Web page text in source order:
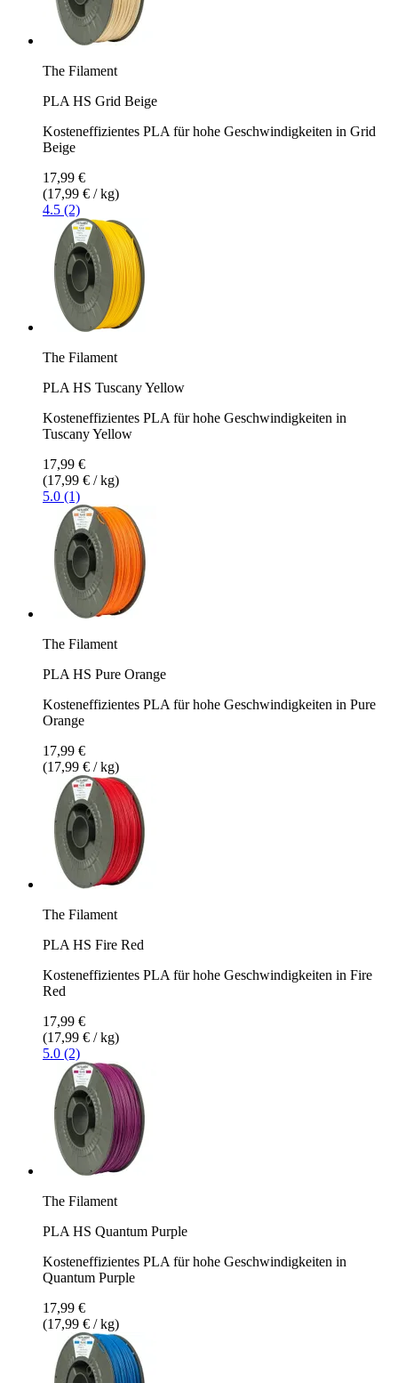
The Filament
PLA HS Grid Beige
Kosteneffizientes PLA für hohe Geschwindigkeiten in Grid
Beige
17,99 €
(17,99 € / kg)
4.5 (2)
The Filament
PLA HS Tuscany Yellow
Kosteneffizientes PLA für hohe Geschwindigkeiten in
Tuscany Yellow
17,99 €
(17,99 € / kg)
5.0 (1)
The Filament
PLA HS Pure Orange
Kosteneffizientes PLA für hohe Geschwindigkeiten in Pure
Orange
17,99 €
(17,99 € / kg)
The Filament
PLA HS Fire Red
Kosteneffizientes PLA für hohe Geschwindigkeiten in Fire
Red
17,99 €
(17,99 € / kg)
5.0 (2)
The Filament
PLA HS Quantum Purple
Kosteneffizientes PLA für hohe Geschwindigkeiten in
Quantum Purple
17,99 €
(17,99 € / kg)